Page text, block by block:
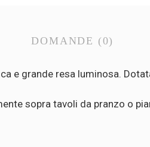
DOMANDE (0)
e grande resa luminosa.
sopra tavoli da pranzo o